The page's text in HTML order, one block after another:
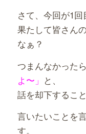
さて、今回が1回
果たして皆さん
なぁ？
つまんなかった
よ〜」 と、
話を却下するこ
言いたいことを
す。